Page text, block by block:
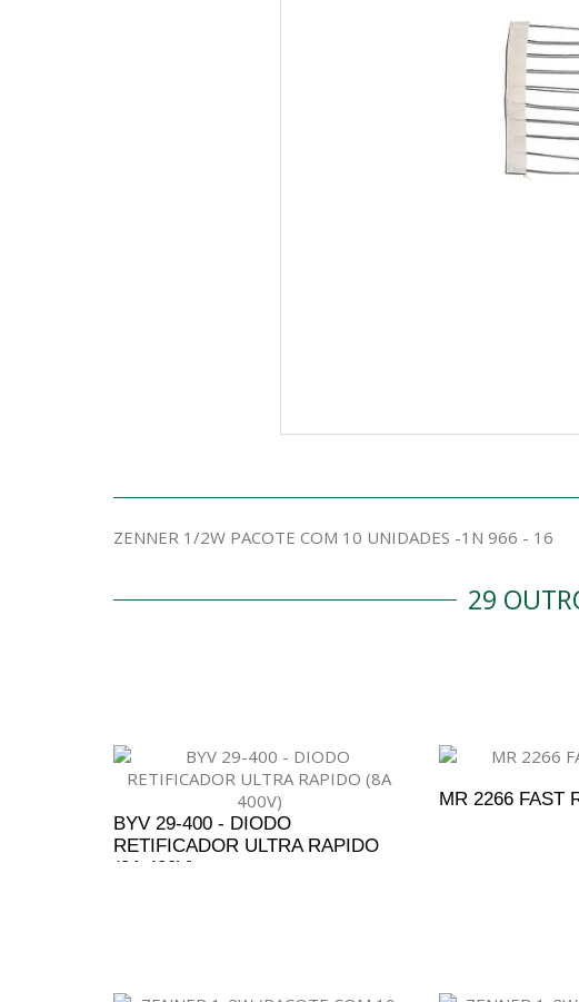
ZENNER 1/2W PACOTE COM 10 UNIDADES -1N 966 - 16
29
BYV 29-400 - DIODO
RETIFICADOR ULTRA RAPIDO
(8A 400V)
MR 2266 FAST